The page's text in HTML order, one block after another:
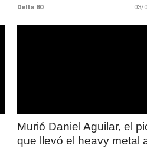
Delta 80 03/
Murió Daniel Aguilar, el
que llevó el heavy metal